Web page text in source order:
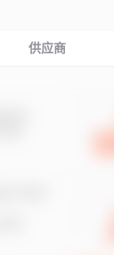
供应商